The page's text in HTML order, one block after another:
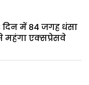
दिन में 84 जगह धंसा
महंगा एक्सप्रेसवे